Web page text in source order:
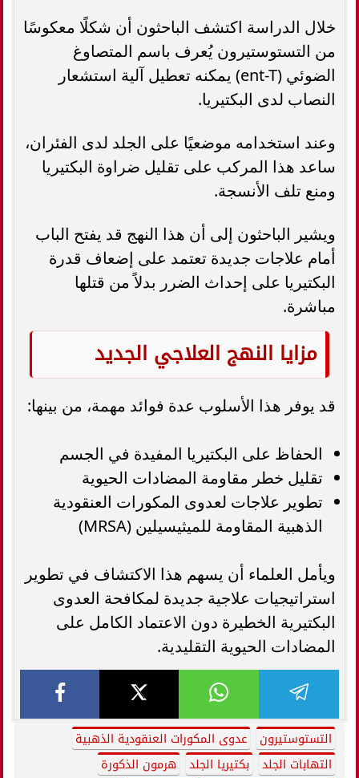
خلال الدراسة اكتشف الباحثون أن شكلًا معكوسًا
من التستوستيرون يُعرف باسم المتصاوغ
الضوئي (ent-T) يمكنه تعطيل آلية استشعار
النصاب لدى البكتيريا.
وعند استخدامه موضعيًا على الجلد لدى الفئران،
ساعد هذا المركب على تقليل ضراوة البكتيريا
ومنع تلف الأنسجة.
ويشير الباحثون إلى أن هذا النهج قد يفتح الباب
أمام علاجات جديدة تعتمد على إضعاف قدرة
البكتيريا على إحداث الضرر بدلاً من قتلها
مباشرة.
مزايا النهج العلاجي الجديد
قد يوفر هذا الأسلوب عدة فوائد مهمة، من بينها:
الحفاظ على البكتيريا المفيدة في الجسم
تقليل خطر مقاومة المضادات الحيوية
تطوير علاجات لعدوى المكورات العنقودية
الذهبية المقاومة للميثيسيلين (MRSA)
ويأمل العلماء أن يسهم هذا الاكتشاف في تطوير
استراتيجيات علاجية جديدة لمكافحة العدوى
البكتيرية الخطيرة دون الاعتماد الكامل على
المضادات الحيوية التقليدية.
التستوستيرون
عدوى المكورات العنقودية الذهبية
التهابات الجلد
بكتيريا الجلد
هرمون الذكورة